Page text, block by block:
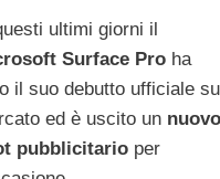
ultimi giorni il
Surface Proha
il suo debutto ufficiale
ed è uscito un nuovo
pubblicitarioper